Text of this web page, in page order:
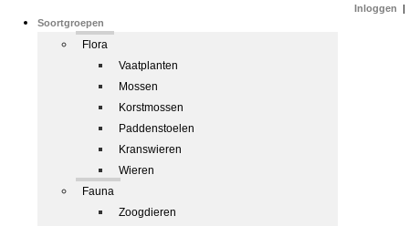
Soortgroepen
Flora
Vaatplanten
Mossen
Korstmossen
Paddenstoelen
Kranswieren
Wieren
Fauna
Zoogdieren
Inloggen |